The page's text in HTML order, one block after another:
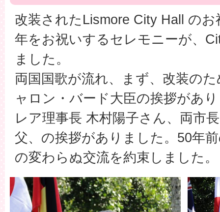
改装されたLismore City Hall のお
年をお祝いするセレモニーが、
ました。
両国国歌が流れ、まず、改装の
ャロン・バード大臣の挨拶があ
レア理事長 木村陽子さん、両市
父、の挨拶がありました。50年
の変わらぬ交流を約束しました。